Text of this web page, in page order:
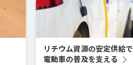
リチウム資源の安定供給で
電動車の普及を支える